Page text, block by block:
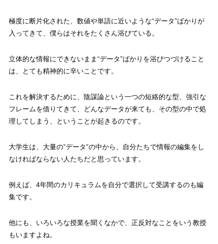
極度に断片化された、数値や単語に近いような“データ”ばかりが
入ってきて、僕らはそれをたくさん浴びている。
立体的な情報にできないまま“データ”ばかりを浴びつづけること
は、とても精神的に辛いことです。
これを解決するために、陰謀論という一つの短絡的な型、強引な
フレームを借りてきて、どんなデータが来ても、その型の中で処
理してしまう、ということが起きるのです。
大学生は、大量の”データ”の中から、自分たちで情報の編集をし
なければならない人たちだと思っています。
例えば、4年間のカリキュラムを自分で選択して受講するのも編
集です。
他にも、いろいろな授業を聞くなかで、正反対なことをいう教授
もいますよね。